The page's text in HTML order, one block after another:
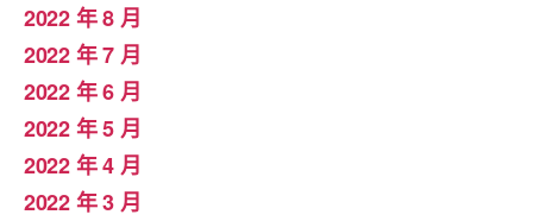
2022 年 8 月
2022 年 7 月
2022 年 6 月
2022 年 5 月
2022 年 4 月
2022 年 3 月